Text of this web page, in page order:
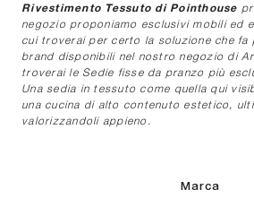
Rivestimento Tessuto di Pointhouse
negozio proponiamo esclusivi mobili ed
cui troverai per certo la soluzione che fa
brand disponibili nel nostro negozio di
troverai le Sedie fisse da pranzo più
Una sedia in tessuto come quella qui
una cucina di alto contenuto estetico,
valorizzandoli appieno.
Marca